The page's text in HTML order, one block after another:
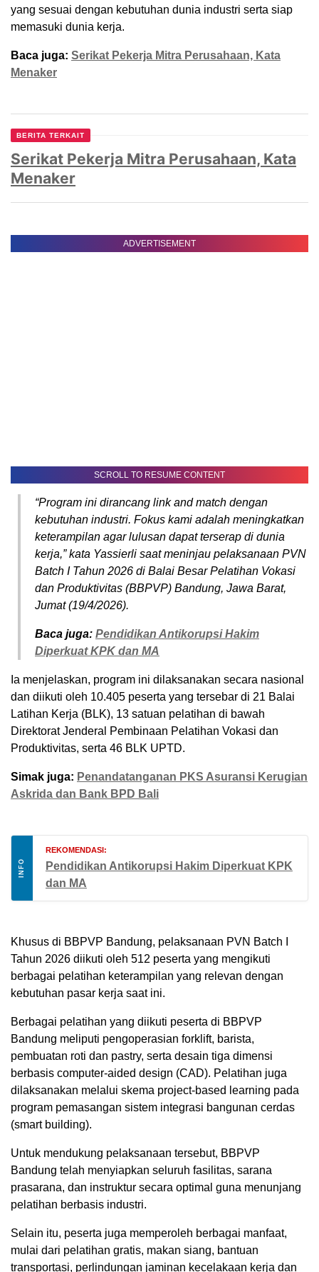
yang sesuai dengan kebutuhan dunia industri serta siap
memasuki dunia kerja.
Baca juga: Serikat Pekerja Mitra Perusahaan, Kata
Menaker
BERITA TERKAIT
Serikat Pekerja Mitra Perusahaan, Kata
Menaker
ADVERTISEMENT
SCROLL TO RESUME CONTENT
“Program ini dirancang link and match dengan
kebutuhan industri. Fokus kami adalah meningkatkan
keterampilan agar lulusan dapat terserap di dunia
kerja,” kata Yassierli saat meninjau pelaksanaan PVN
Batch I Tahun 2026 di Balai Besar Pelatihan Vokasi
dan Produktivitas (BBPVP) Bandung, Jawa Barat,
Jumat (19/4/2026).
Baca juga: Pendidikan Antikorupsi Hakim
Diperkuat KPK dan MA
Ia menjelaskan, program ini dilaksanakan secara nasional
dan diikuti oleh 10.405 peserta yang tersebar di 21 Balai
Latihan Kerja (BLK), 13 satuan pelatihan di bawah
Direktorat Jenderal Pembinaan Pelatihan Vokasi dan
Produktivitas, serta 46 BLK UPTD.
Simak juga: Penandatanganan PKS Asuransi Kerugian
Askrida dan Bank BPD Bali
INFO
REKOMENDASI:
Pendidikan Antikorupsi Hakim Diperkuat KPK
dan MA
Khusus di BBPVP Bandung, pelaksanaan PVN Batch I
Tahun 2026 diikuti oleh 512 peserta yang mengikuti
berbagai pelatihan keterampilan yang relevan dengan
kebutuhan pasar kerja saat ini.
Berbagai pelatihan yang diikuti peserta di BBPVP
Bandung meliputi pengoperasian forklift, barista,
pembuatan roti dan pastry, serta desain tiga dimensi
berbasis computer-aided design (CAD). Pelatihan juga
dilaksanakan melalui skema project-based learning pada
program pemasangan sistem integrasi bangunan cerdas
(smart building).
Untuk mendukung pelaksanaan tersebut, BBPVP
Bandung telah menyiapkan seluruh fasilitas, sarana
prasarana, dan instruktur secara optimal guna menunjang
pelatihan berbasis industri.
Selain itu, peserta juga memperoleh berbagai manfaat,
mulai dari pelatihan gratis, makan siang, bantuan
transportasi, perlindungan jaminan kecelakaan kerja dan